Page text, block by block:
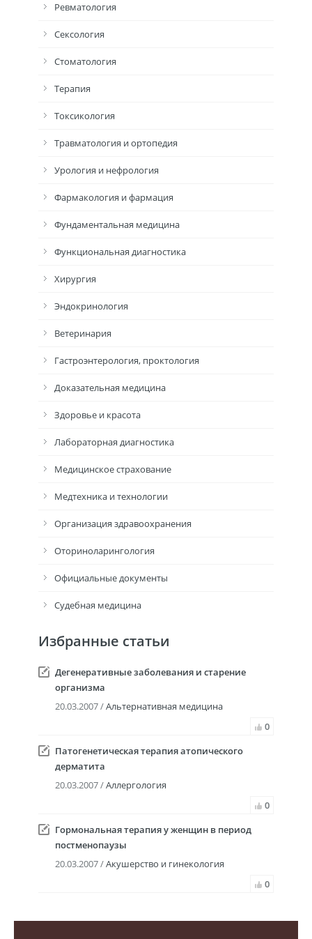
Ревматология
Сексология
Стоматология
Терапия
Токсикология
Травматология и ортопедия
Урология и нефрология
Фармакология и фармация
Фундаментальная медицина
Функциональная диагностика
Хирургия
Эндокринология
Ветеринария
Гастроэнтерология, проктология
Доказательная медицина
Здоровье и красота
Лабораторная диагностика
Медицинское страхование
Медтехника и технологии
Организация здравоохранения
Оториноларингология
Официальные документы
Судебная медицина
Избранные статьи
Дегенеративные заболевания и старение
организма
20.03.2007 /Альтернативная медицина
0
Патогенетическая терапия атопического
дерматита
20.03.2007 /Аллергология
0
Гормональная терапия у женщин в период
постменопаузы
20.03.2007 /Акушерство и гинекология
0